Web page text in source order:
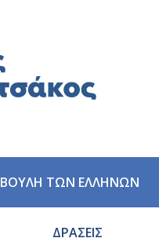
ΒΟΥΛΗ ΤΩΝ ΕΛΛΗΝΩΝ
ΔΡΑΣΕΙΣ